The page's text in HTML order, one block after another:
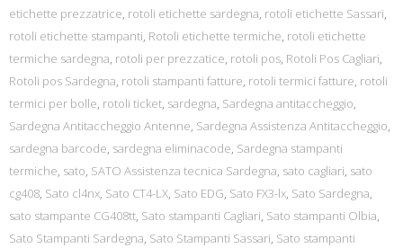
etichette prezzatrice, rotoli etichette sardegna, rotoli etichette Sassari,
rotoli etichette stampanti, Rotoli etichette termiche, rotoli etichette
termiche sardegna, rotoli per prezzatice, rotoli pos, Rotoli Pos Cagliari,
Rotoli pos Sardegna, rotoli stampanti fatture, rotoli termici fatture, rotoli
termici per bolle, rotoli ticket, sardegna, Sardegna antitaccheggio,
Sardegna Antitaccheggio Antenne, Sardegna Assistenza Antitaccheggio,
sardegna barcode, sardegna eliminacode, Sardegna stampanti
termiche, sato, SATO Assistenza tecnica Sardegna, sato cagliari, sato
cg408, Sato cl4nx, Sato CT4-LX, Sato EDG, Sato FX3-lx, Sato Sardegna,
sato stampante CG408tt, Sato stampanti Cagliari, Sato stampanti Olbia,
Sato Stampanti Sardegna, Sato Stampanti Sassari, Sato stampanti